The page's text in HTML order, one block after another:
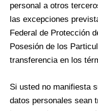
personal a otros
las excepciones
Federal de Protección
Posesión de los
transferencia en los
Si usted no manifiesta
datos personales sean